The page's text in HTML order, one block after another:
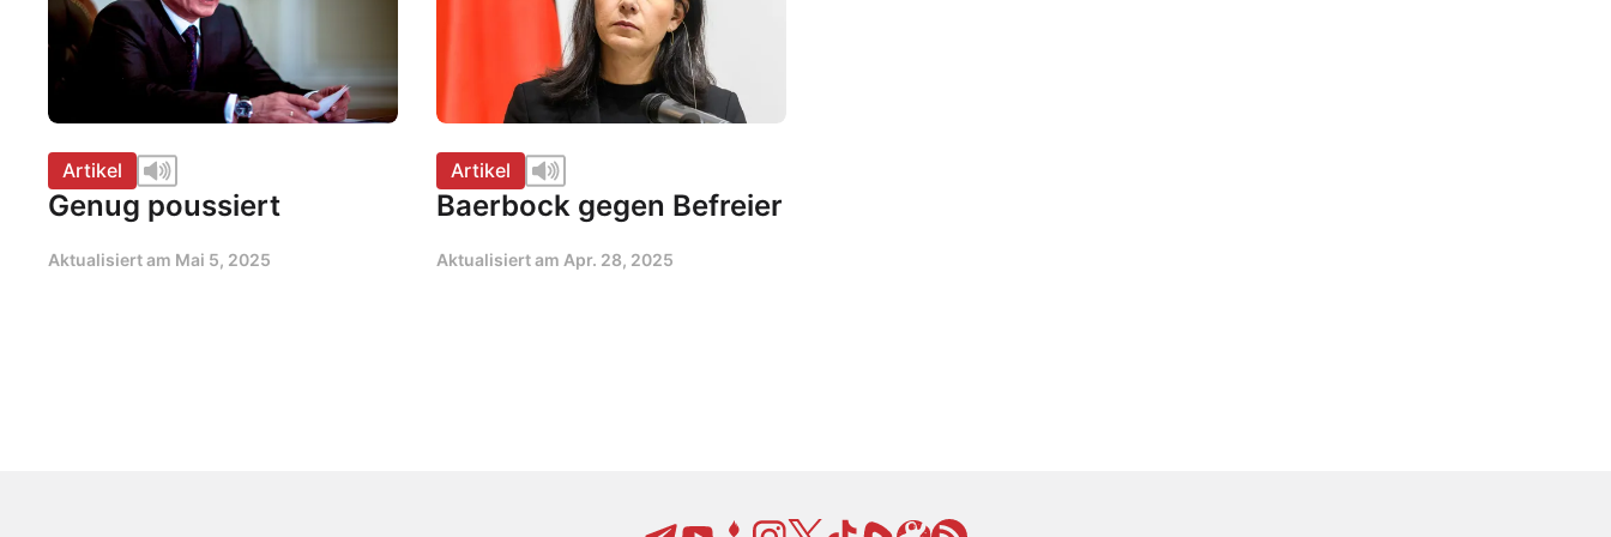
Artikel
Genug poussiert
Aktualisiert am Mai 5, 2025
Artikel
Baerbock gegen Befreier
Aktualisiert am Apr. 28, 2025